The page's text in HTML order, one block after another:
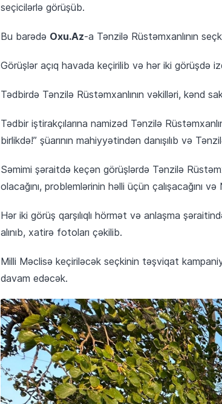
seçicilərlə görüşüb.
Bu barədə Oxu.Az-a Tənzilə Rüstəmxanlının
Görüşlər açıq havada keçirilib və hər iki görüşdə
Tədbirdə Tənzilə Rüstəmxanlının vəkilləri, kənd
Tədbir iştirakçılarına namizəd Tənzilə
birlikdə!” şüarının mahiyyətindən danışılıb və
Səmimi şəraitdə keçən görüşlərdə Tənzilə
olacağını, problemlərinin həlli üçün çalışacağını
Hər iki görüş qarşılıqlı hörmət və anlaşma
alınıb, xatirə fotoları çəkilib.
Milli Məclisə keçiriləcək seçkinin təşviqat
davam edəcək.